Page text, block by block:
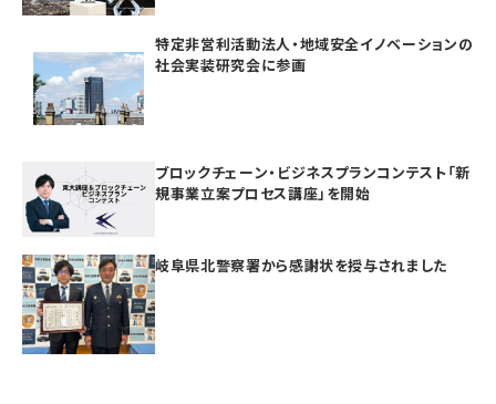
特定非営利活動法人・地域安全イノベーションの
社会実装研究会に参画
ブロックチェーン・ビジネスプランコンテスト「新
規事業立案プロセス講座」を開始
岐阜県北警察署から感謝状を授与されました